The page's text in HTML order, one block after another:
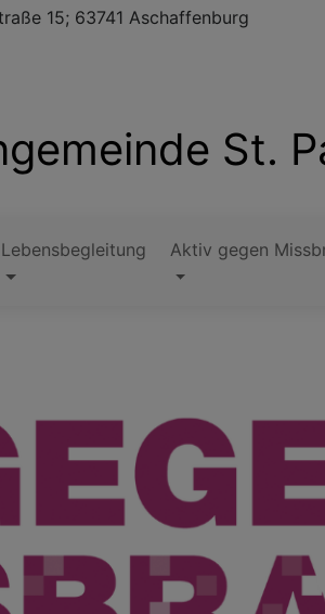
15; 63741 Aschaffenburg
St.
Lebensbegleitung Aktiv gegen